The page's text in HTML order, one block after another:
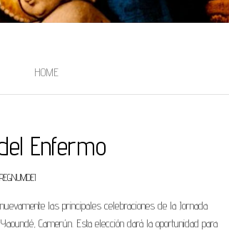
HOME
Enfermo
REGNUMDEI
las principales celebraciones de la Jornada
Camerún. Esta elección dará la oportunidad para